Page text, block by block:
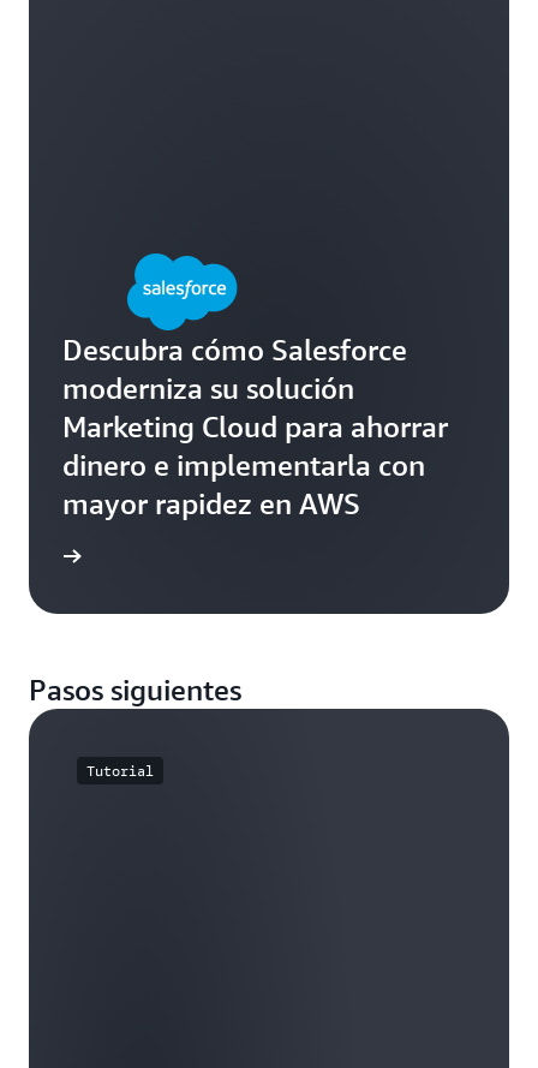
Descubra cómo Salesforce
moderniza su solución
Marketing Cloud para ahorrar
dinero e implementarla con
mayor rapidez en AWS
Pasos siguientes
Tutorial